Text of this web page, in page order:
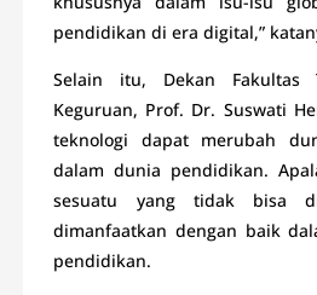
pendidikan di era digital,”
Selain itu, Dekan Fakultas
Keguruan, Prof. Dr. Suswati
teknologi dapat merubah
dalam dunia pendidikan.
sesuatu yang tidak bisa
dimanfaatkan dengan baik
pendidikan.